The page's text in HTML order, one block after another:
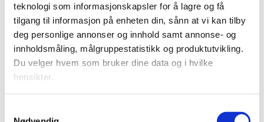
teknologi som informasjonskapsler for å lagre og få
tilgang til informasjon på enheten din, sånn at vi kan tilby
deg personlige annonser og innhold samt annonse- og
innholdsmåling, målgruppestatistikk og produktutvikling.
Du velger hvem som bruker dine data og i hvilke
hensikter.
Kjenner seg ikke igjen i
Vegvesenets elbiltall